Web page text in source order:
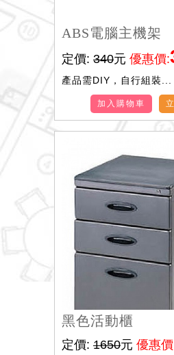
ABS電腦主機架
定價: 340元 優惠價:
產品需DIY，自行組裝...
加入購物車
黑色活動櫃
定價: 1650元 優惠